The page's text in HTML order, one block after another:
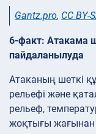
Gantz.pro, CC BY-
6-факт: Атакама
пайдаланылуда
Атаканың шеткі
рельефі және
рельеф,
жоқтығы жағынан